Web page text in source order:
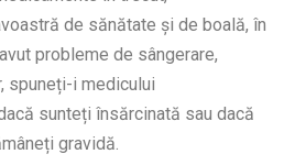
de sănătate și de boală, în
probleme de sângerare,
spuneți-i medicului
sunteți însărcinată sau dacă
gravidă.